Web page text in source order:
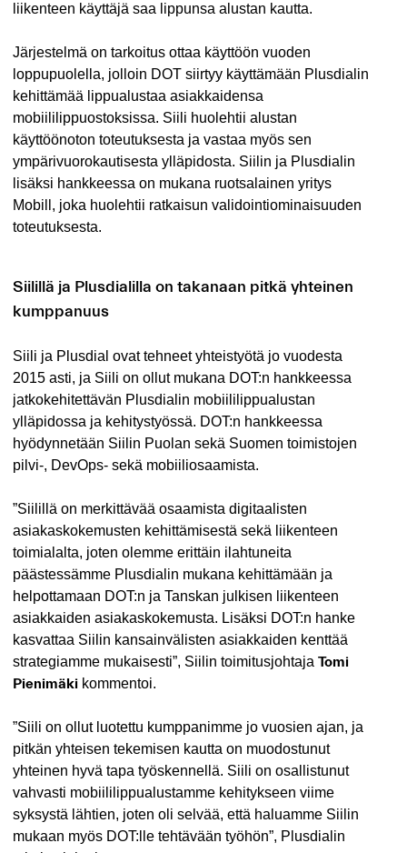
liikenteen käyttäjä saa lippunsa alustan kautta.
Järjestelmä on tarkoitus ottaa käyttöön vuoden
loppupuolella, jolloin DOT siirtyy käyttämään Plusdialin
kehittämää lippualustaa asiakkaidensa
mobiililippuostoksissa. Siili huolehtii alustan
käyttöönoton toteutuksesta ja vastaa myös sen
ympärivuorokautisesta ylläpidosta. Siilin ja Plusdialin
lisäksi hankkeessa on mukana ruotsalainen yritys
Mobill, joka huolehtii ratkaisun validointiominaisuuden
toteutuksesta.
Siilillä ja Plusdialilla on takanaan pitkä yhteinen
kumppanuus
Siili ja Plusdial ovat tehneet yhteistyötä jo vuodesta
2015 asti, ja Siili on ollut mukana DOT:n hankkeessa
jatkokehitettävän Plusdialin mobiililippualustan
ylläpidossa ja kehitystyössä. DOT:n hankkeessa
hyödynnetään Siilin Puolan sekä Suomen toimistojen
pilvi-, DevOps- sekä mobiiliosaamista.
”Siilillä on merkittävää osaamista digitaalisten
asiakaskokemusten kehittämisestä sekä liikenteen
toimialalta, joten olemme erittäin ilahtuneita
päästessämme Plusdialin mukana kehittämään ja
helpottamaan DOT:n ja Tanskan julkisen liikenteen
asiakkaiden asiakaskokemusta. Lisäksi DOT:n hanke
kasvattaa Siilin kansainvälisten asiakkaiden kenttää
strategiamme mukaisesti”, Siilin toimitusjohtaja Tomi
Pienimäki kommentoi.
”Siili on ollut luotettu kumppanimme jo vuosien ajan, ja
pitkän yhteisen tekemisen kautta on muodostunut
yhteinen hyvä tapa työskennellä. Siili on osallistunut
vahvasti mobiililippualustamme kehitykseen viime
syksystä lähtien, joten oli selvää, että haluamme Siilin
mukaan myös DOT:lle tehtävään työhön”, Plusdialin